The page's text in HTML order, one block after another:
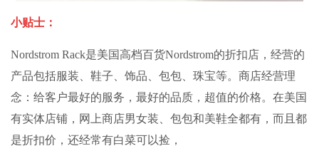
小贴士：
Nordstrom Rack是美国高档百货Nordstrom的折扣店，经营的
产品包括服装、鞋子、饰品、包包、珠宝等。商店经营理
念：给客户最好的服务，最好的品质，超值的价格。在美国
有实体店铺，网上商店男女装、包包和美鞋全都有，而且都
是折扣价，还经常有白菜可以捡，